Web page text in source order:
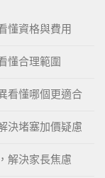
懂資格與費用
懂合理範圍
看懂哪個更適合
決堵塞加價疑慮
解決家長焦慮